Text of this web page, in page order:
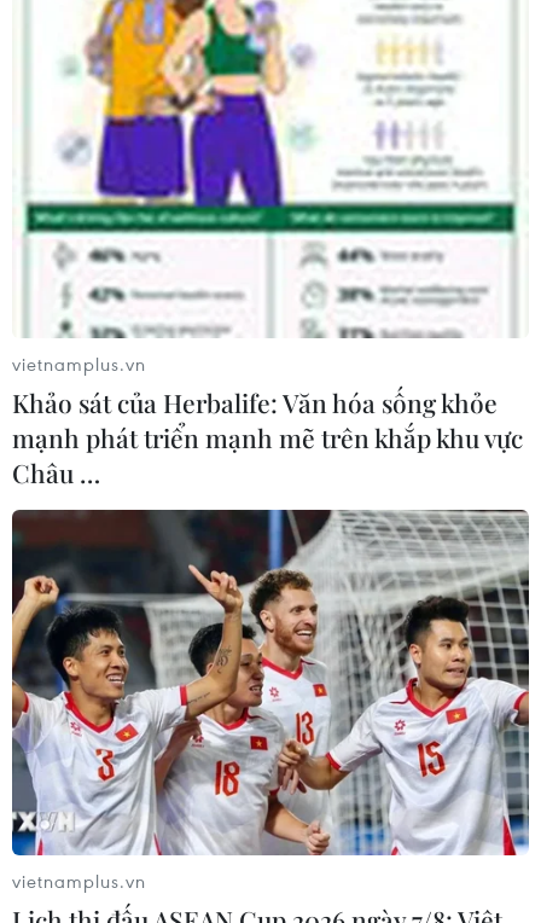
vietnamplus.vn
Khảo sát của Herbalife: Văn hóa sống khỏe
mạnh phát triển mạnh mẽ trên khắp khu vực
Châu …
vietnamplus.vn